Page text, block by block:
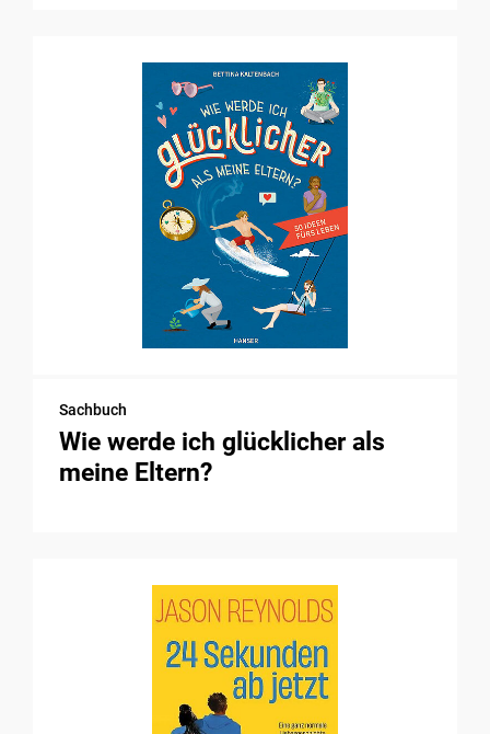
Sachbuch
Wie werde ich glücklicher als
meine Eltern?